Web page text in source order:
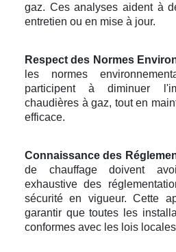
gaz. Ces analyses aident à
entretien ou en mise à jour.
Respect des Normes
les normes
participent à diminuer
chaudières à gaz, tout en
efficace.
Connaissance des
de chauffage doivent
exhaustive des
sécurité en vigueur. Cette
garantir que toutes les
conformes avec les lois